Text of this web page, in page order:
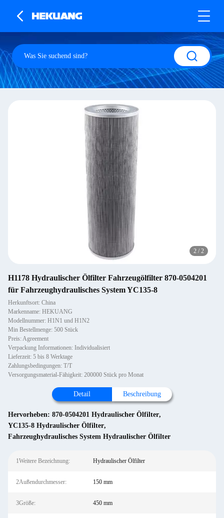
2 / 2
H1178 Hydraulischer Ölfilter Fahrzeugölfilter 870-0504201
für Fahrzeughydraulisches System YC135-8
Herkunftsort: China
Markenname: HEKUANG
Modellnummer: H1N1 und H1N2
Min Bestellmenge: 500 Stück
Preis: Agreement
Verpackung Informationen: Individualisiert
Lieferzeit: 5 bis 8 Werktage
Zahlungsbedingungen: T/T
Versorgungsmaterial-Fähigkeit: 200000 Stück pro Monat
Detail Beschreibung
Hervorheben: 870-0504201 Hydraulischer Ölfilter,
YC135-8 Hydraulischer Ölfilter,
Fahrzeughydraulisches System Hydraulischer Ölfilter
1Weitere Bezeichnung: Hydraulischer Ölfilter
2Außendurchmesser: 150 mm
3Größe: 450 mm